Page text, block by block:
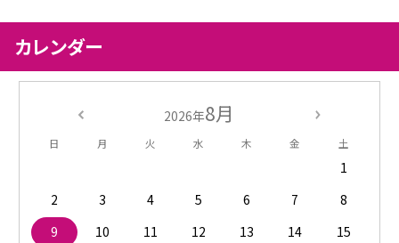
カレンダー
2026年8月
日 月 火 水 木 金 土
1
2
3 4 5 6 7
8
9
10 11 12 13 14
15